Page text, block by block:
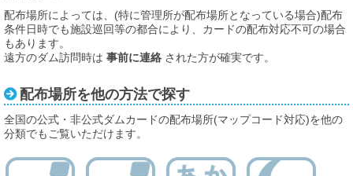
配布場所によっては、(特に管理所が配布場所となっている場合)配布
条件日時でも施設巡回等の都合により、カードの配布対応不可の場合
もあります。
遠方のダム訪問時は 事前に連絡 された方が確実です。
配布場所を他の方法で探す
全国の公式・非公式ダムカードの配布場所(マップコード対応)を他の
分類でもご覧いただけます。